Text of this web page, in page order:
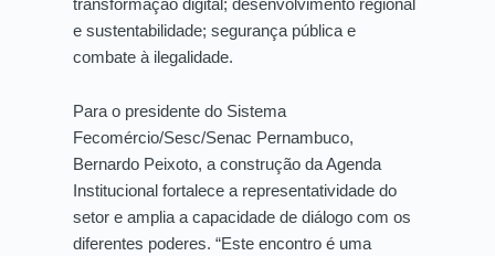
transformação digital; desenvolvimento regional
e sustentabilidade; segurança pública e
combate à ilegalidade.
Para o presidente do Sistema
Fecomércio/Sesc/Senac Pernambuco,
Bernardo Peixoto, a construção da Agenda
Institucional fortalece a representatividade do
setor e amplia a capacidade de diálogo com os
diferentes poderes. “Este encontro é uma